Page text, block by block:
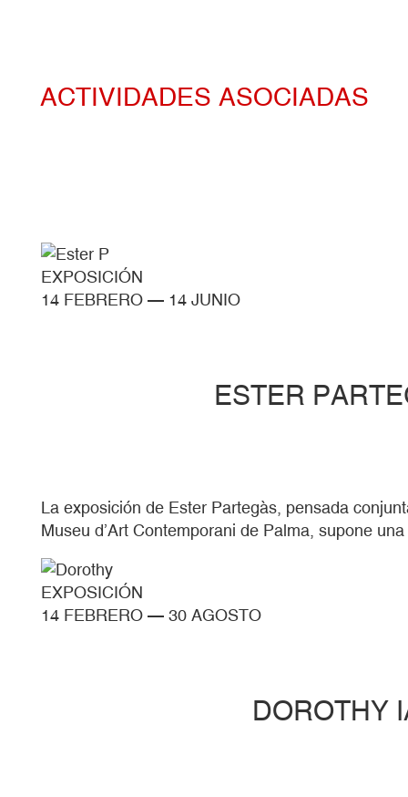
ACTIVIDADES ASOCIADAS
EXPOSICIÓN
14 FEBRERO — 14 JUNIO
ESTER
La exposición de Ester Partegàs, pensada
Museu d’Art Contemporani de Palma, supone
EXPOSICIÓN
14 FEBRERO — 30 AGOSTO
DOROTHY